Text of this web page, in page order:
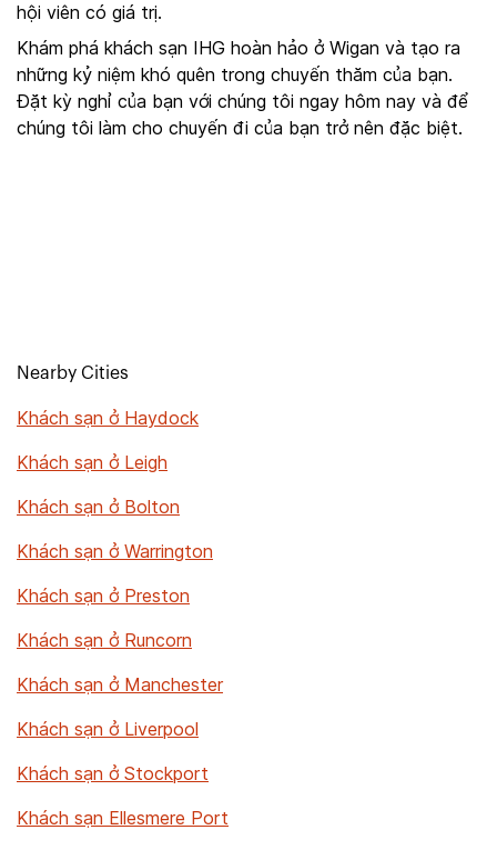
hội viên có giá trị.
Khám phá khách sạn IHG hoàn hảo ở Wigan và tạo ra
những kỷ niệm khó quên trong chuyến thăm của bạn.
Đặt kỳ nghỉ của bạn với chúng tôi ngay hôm nay và để
chúng tôi làm cho chuyến đi của bạn trở nên đặc biệt.
Nearby Cities
Khách sạn ở Haydock
Khách sạn ở Leigh
Khách sạn ở Bolton
Khách sạn ở Warrington
Khách sạn ở Preston
Khách sạn ở Runcorn
Khách sạn ở Manchester
Khách sạn ở Liverpool
Khách sạn ở Stockport
Khách sạn Ellesmere Port